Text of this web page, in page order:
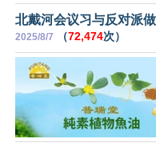
北戴河会议习与反对派
2025/8/7 （72,474次）